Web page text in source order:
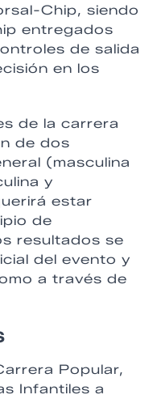
Chip, siendo
entregados
de salida
en los
de la carrera
de dos
(masculina
y
estar
de
resultados se
del evento y
a través de
Popular,
Infantiles a